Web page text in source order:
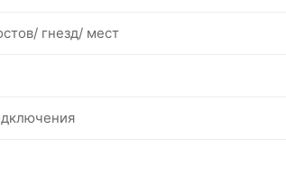
гнезд/ мест